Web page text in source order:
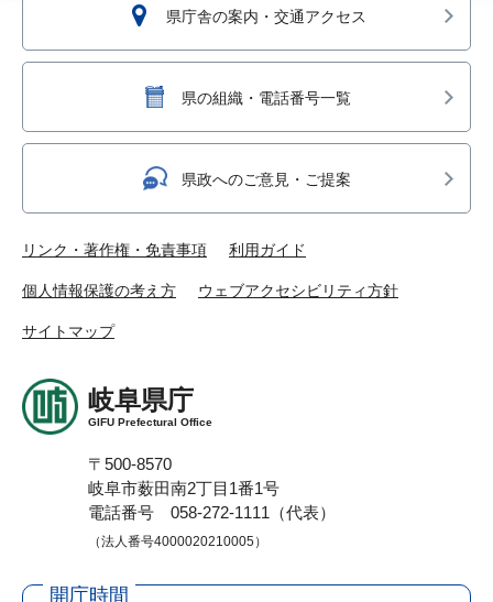
県庁舎の案内・交通アクセス
県の組織・電話番号一覧
県政へのご意見・ご提案
リンク・著作権・免責事項 利用ガイド
個人情報保護の考え方 ウェブアクセシビリティ方針
サイトマップ
岐阜県庁
GIFU Prefectural Office
〒500-8570
岐阜市薮田南2丁目1番1号
電話番号 058-272-1111（代表）
（法人番号4000020210005）
開庁時間